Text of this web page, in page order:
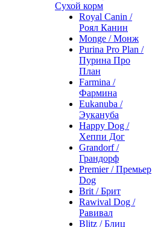
Сухой корм
Royal Canin /
Роял Канин
Monge / Монж
Purina Pro Plan /
Пурина Про
План
Farmina /
Фармина
Eukanuba /
Эукануба
Happy Dog /
Хеппи Дог
Grandorf /
Грандорф
Premier / Премьер
Dog
Brit / Брит
Rawival Dog /
Равивал
Blitz / Блиц